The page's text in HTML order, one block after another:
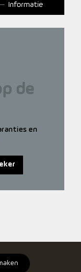
Informatie
de
en